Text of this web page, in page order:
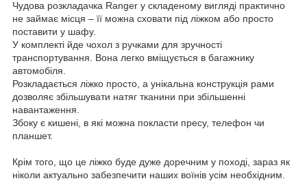
Чудова розкладачка Ranger у складеному вигляді практично
не займає місця – її можна сховати під ліжком або просто
поставити у шафу.
У комплекті йде чохол з ручками для зручності
транспортування. Вона легко вміщується в багажнику
автомобіля.
Розкладається ліжко просто, а унікальна конструкція рами
дозволяє збільшувати натяг тканини при збільшенні
навантаження.
Збоку є кишені, в які можна покласти пресу, телефон чи
планшет.
Крім того, що це ліжко буде дуже доречним у поході, зараз як
ніколи актуально забезпечити наших воїнів усім необхідним.